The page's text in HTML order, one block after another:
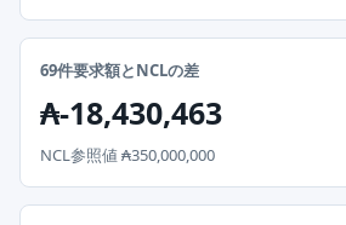
69件要求額とNCLの差
₳-18,430,463
NCL参照値 ₳350,000,000